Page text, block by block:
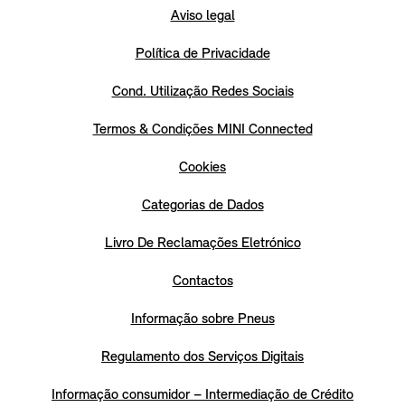
Aviso legal
Política de Privacidade
Cond. Utilização Redes Sociais
Termos & Condições MINI Connected
Cookies
Categorias de Dados
Livro De Reclamações Eletrónico
Contactos
Informação sobre Pneus
Regulamento dos Serviços Digitais
Informação consumidor – Intermediação de Crédito